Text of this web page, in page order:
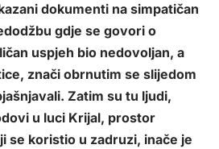
dokumenti na simpatičan
gdje se govori o
uspjeh bio nedovoljan, a
znači obrnutim se slijedom
Zatim su tu ljudi,
u luci Krijal, prostor
se koristio u zadruzi, inače je